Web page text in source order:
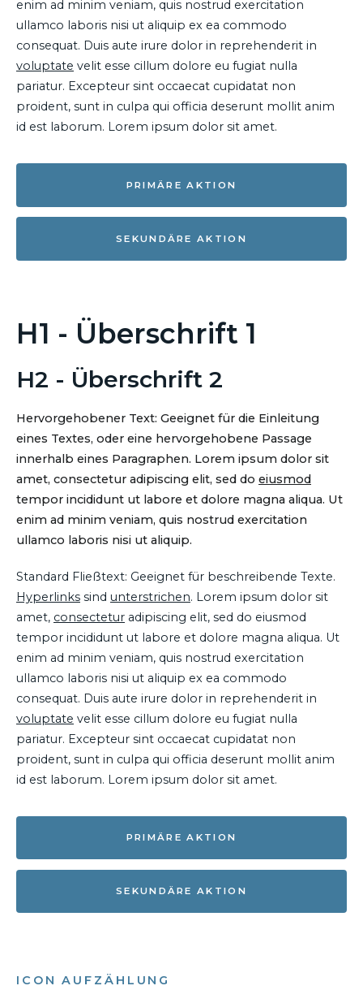
enim ad minim veniam, quis nostrud exercitation
ullamco laboris nisi ut aliquip ex ea commodo
consequat. Duis aute irure dolor in reprehenderit in
voluptate velit esse cillum dolore eu fugiat nulla
pariatur. Excepteur sint occaecat cupidatat non
proident, sunt in culpa qui officia deserunt mollit anim
id est laborum. Lorem ipsum dolor sit amet.
PRIMÄRE AKTION
SEKUNDÄRE AKTION
H1 - Überschrift 1
H2 - Überschrift 2
Hervorgehobener Text: Geeignet für die Einleitung
eines Textes, oder eine hervorgehobene Passage
innerhalb eines Paragraphen. Lorem ipsum dolor sit
amet, consectetur adipiscing elit, sed do eiusmod
tempor incididunt ut labore et dolore magna aliqua. Ut
enim ad minim veniam, quis nostrud exercitation
ullamco laboris nisi ut aliquip.
Standard Fließtext: Geeignet für beschreibende Texte.
Hyperlinks sind unterstrichen. Lorem ipsum dolor sit
amet, consectetur adipiscing elit, sed do eiusmod
tempor incididunt ut labore et dolore magna aliqua. Ut
enim ad minim veniam, quis nostrud exercitation
ullamco laboris nisi ut aliquip ex ea commodo
consequat. Duis aute irure dolor in reprehenderit in
voluptate velit esse cillum dolore eu fugiat nulla
pariatur. Excepteur sint occaecat cupidatat non
proident, sunt in culpa qui officia deserunt mollit anim
id est laborum. Lorem ipsum dolor sit amet.
PRIMÄRE AKTION
SEKUNDÄRE AKTION
ICON AUFZÄHLUNG